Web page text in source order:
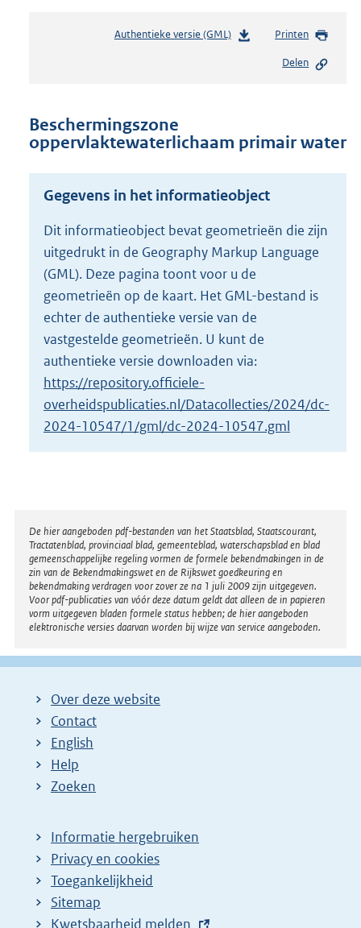
Authentieke versie (GML)b
s
o
t
t
e
:
2
4
,
4
Printen
Delen
Beschermingszone
oppervlaktewaterlichaam primair water
Gegevens in het informatieobject
Dit informatieobject bevat geometrieën die zijn
uitgedrukt in de Geography Markup Language
(GML). Deze pagina toont voor u de
geometrieën op de kaart. Het GML-bestand is
echter de authentieke versie van de
vastgestelde geometrieën. U kunt de
authentieke versie downloaden via:
https://repository.officiele-
overheidspublicaties.nl/Datacollecties/2024/dc-
2024-10547/1/gml/dc-2024-10547.gml
Disclaimer
De hier aangeboden pdf-bestanden van het Staatsblad, Staatscourant,
Tractatenblad, provinciaal blad, gemeenteblad, waterschapsblad en blad
gemeenschappelijke regeling vormen de formele bekendmakingen in de
zin van de Bekendmakingswet en de Rijkswet goedkeuring en
bekendmaking verdragen voor zover ze na 1 juli 2009 zijn uitgegeven.
Voor pdf-publicaties van vóór deze datum geldt dat alleen de in papieren
vorm uitgegeven bladen formele status hebben; de hier aangeboden
elektronische versies daarvan worden bij wijze van service aangeboden.
Over deze website
Contact
English
Help
Zoeken
Informatie hergebruiken
Privacy en cookies
Toegankelijkheid
Sitemap
E
Kwetsbaarheid melden